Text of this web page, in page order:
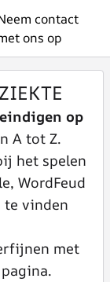
contact
ons op
op
A tot Z.
het spelen
WordFeud
te vinden
met